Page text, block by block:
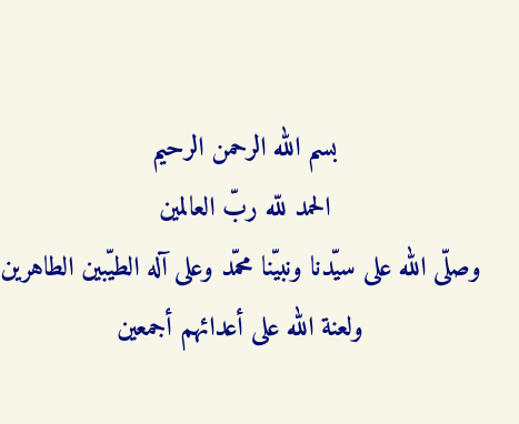
بسم الله الرحمن الرحيم
الحمد للّه ربّ العالمين
وصلّى الله على سيّدنا ونبيّنا محمّد وعلى آله الطيّبين الطاهرين
ولعنة الله على أعدائهم أجمعين